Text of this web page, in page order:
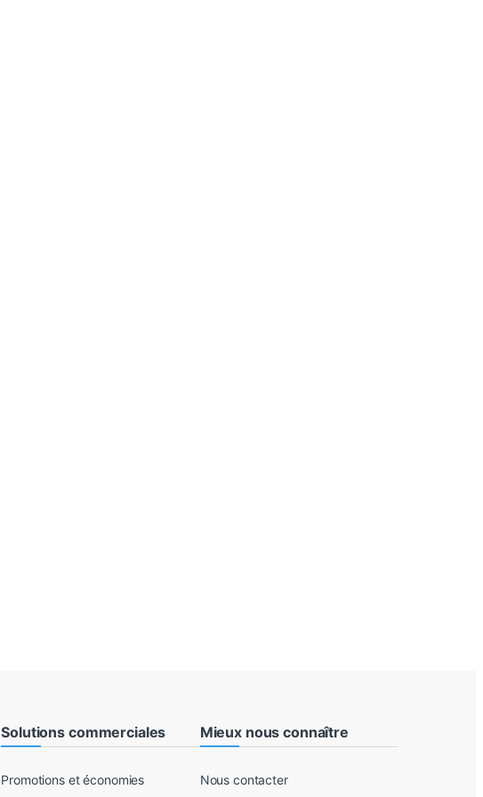
Solutions commerciales
Promotions et économies
Mieux nous connaître
Nous contacter